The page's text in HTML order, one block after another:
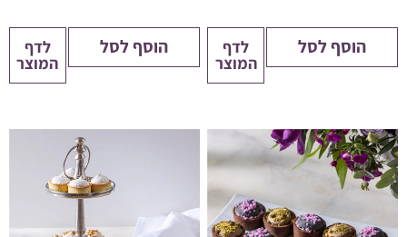
הוסף לסל לדף
המוצר
הוסף לסל לדף
המוצר